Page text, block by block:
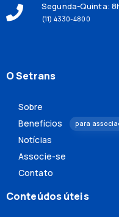
Segunda-Quinta:
(11) 4330-4800
O Setrans
Sobre
Benefícios
para
Notícias
Associe-se
Contato
Conteúdos úteis